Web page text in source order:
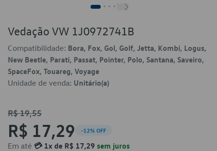
Vedação VW 1J0972741B
Compatibilidade: Bora, Fox, Gol, Golf, Jetta, Kombi, Logus,
New Beetle, Parati, Passat, Pointer, Polo, Santana, Saveiro,
SpaceFox, Touareg, Voyage
Unidade de venda: Unitário(a)
R$ 19,55
R$ 17,29 -12% OFF
Em até 💳 1x de R$ 17,29 sem juros